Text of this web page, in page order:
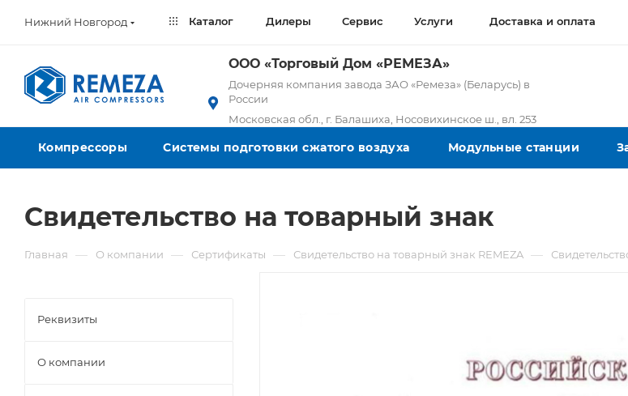
Нижний Новгород Каталог Дилеры Сервис Услуги Доставка и оплата
ООО «Торговый Дом «РЕМЕЗА»
Дочерняя компания завода ЗАО «Ремеза» (Беларусь) в
России
Московская обл., г. Балашиха, Носовихинское ш., вл. 253
Компрессоры Системы подготовки сжатого воздуха Модульные станции
Свидетельство на товарный знак
Главная — О компании — Сертификаты — Свидетельство на товарный знак REMEZA —
Реквизиты
О компании